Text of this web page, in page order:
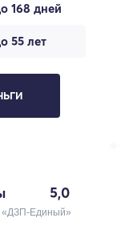
168 дней
55 лет
5,0
Единый»